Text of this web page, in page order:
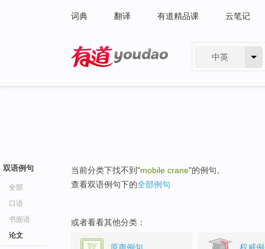
词典 翻译 有道精品课 云笔记
中英
双语例句
全部
口语
书面语
论文
当前分类下找不到"mobile crane"的例句。
查看双语例句下的全部例句
或者看看其他分类：